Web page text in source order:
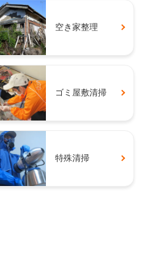
空き家整理
ゴミ屋敷清掃
特殊清掃